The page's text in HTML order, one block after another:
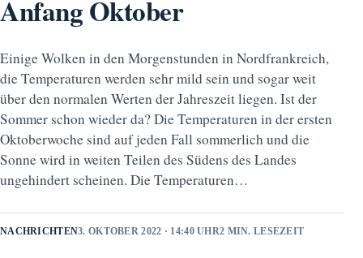
Anfang Oktober
Einige Wolken in den Morgenstunden in Nordfrankreich,
die Temperaturen werden sehr mild sein und sogar weit
über den normalen Werten der Jahreszeit liegen. Ist der
Sommer schon wieder da? Die Temperaturen in der ersten
Oktoberwoche sind auf jeden Fall sommerlich und die
Sonne wird in weiten Teilen des Südens des Landes
ungehindert scheinen. Die Temperaturen…
NACHRICHTEN3. OKTOBER 2022 · 14:40 UHR2 MIN. LESEZEIT